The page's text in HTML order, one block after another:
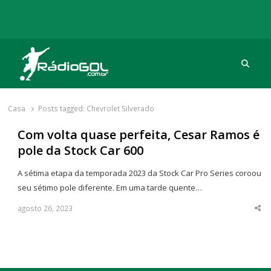
Rádio Gol
Há mais de 20 anos com as melhores coberturas
Casa Posts tagged: Chevrolet Silverado
Com volta quase perfeita, Cesar Ramos é
pole da Stock Car 600
A sétima etapa da temporada 2023 da Stock Car Pro Series coroou
seu sétimo pole diferente. Em uma tarde quente…
agosto 26, 2023